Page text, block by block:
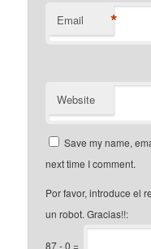
Email *
Website
Save my name,
next time I comment.
Por favor, introduce el
un robot. Gracias!!:
87-0 =